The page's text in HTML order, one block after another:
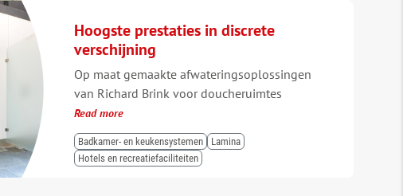
Hoogste prestaties in discrete
verschijning
Op maat gemaakte afwateringsoplossingen
van Richard Brink voor doucheruimtes
Read more
Badkamer- en keukensystemen
Lamina
Hotels en recreatiefaciliteiten